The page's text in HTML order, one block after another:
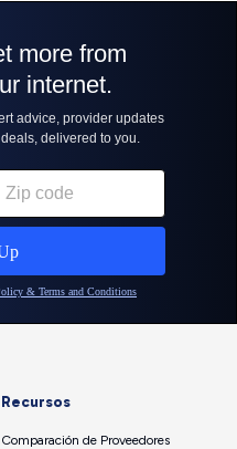
Recursos
Comparación de Proveedores